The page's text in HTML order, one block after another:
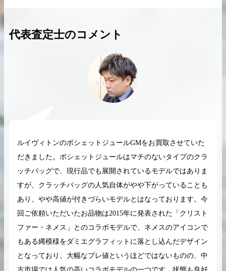
希少なリザード素材のバーキンの買取価格や
高く売るためのポイントを徹底解説
コラムをさらにみる
代表査定士のコメント
ルイヴィトンのポシェットジュールGMをお買取させていた
だきました。ポシェットジュールはマチのないタイプのクラ
ッチバッグで、現行品でも展開されているモデルではありま
すが、クラッチバッグの人気自体がやや下がっていることも
あり、やや高値が付きづらいモデルとはなっております。今
回ご依頼いただいたお品物は2015年に発表された「クリスト
ファー・ネメス」とのコラボモデルで、ネメスのアイコンで
もある縄模様をダミエグラフィットに落とし込んだデザイン
となっており、大幅なプレ値というほどではないものの、中